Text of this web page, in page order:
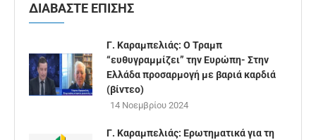
ΔΙΑΒΑΣΤΕ ΕΠΙΣΗΣ
Γ. Καραμπελιάς: Ο Τραμπ
“ευθυγραμμίζει” την Ευρώπη- Στην
Ελλάδα προσαρμογή με βαριά καρδιά
(βίντεο)
14 Νοεμβρίου 2024
Γ. Καραμπελιάς: Ερωτηματικά για τη